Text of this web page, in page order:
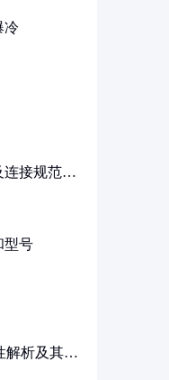
冷
接规范详
型号
解析及其在